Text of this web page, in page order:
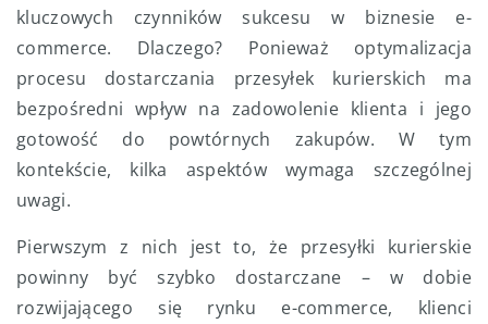
kluczowych czynników sukcesu w biznesie e-
commerce. Dlaczego? Ponieważ optymalizacja
procesu dostarczania przesyłek kurierskich ma
bezpośredni wpływ na zadowolenie klienta i jego
gotowość do powtórnych zakupów. W tym
kontekście, kilka aspektów wymaga szczególnej
uwagi.
Pierwszym z nich jest to, że przesyłki kurierskie
powinny być szybko dostarczane – w dobie
rozwijającego się rynku e-commerce, klienci